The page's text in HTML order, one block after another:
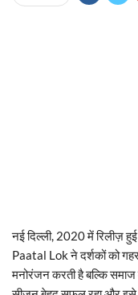
नई दिल्ली, 2020 में रिलीज़
Paatal Lok ने दर्शकों को
मनोरंजन करती है बल्कि